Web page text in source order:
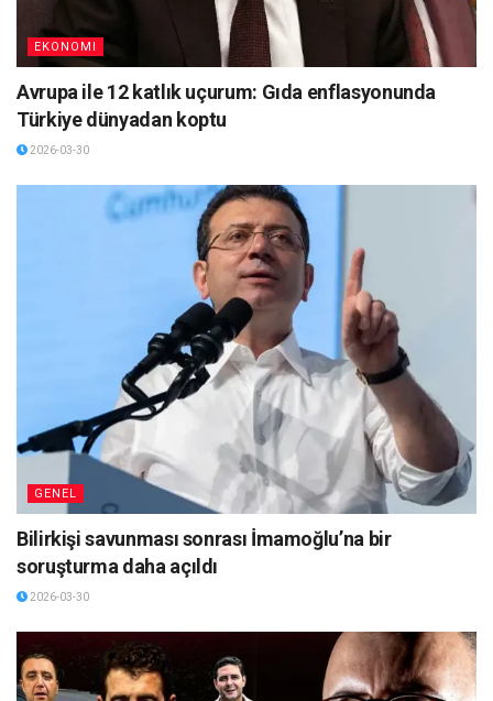
EKONOMI
Avrupa ile 12 katlık uçurum: Gıda enflasyonunda
Türkiye dünyadan koptu
2026-03-30
GENEL
Bilirkişi savunması sonrası İmamoğlu’na bir
soruşturma daha açıldı
2026-03-30